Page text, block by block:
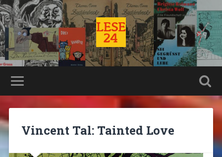
Vincent Tal: Tainted Love